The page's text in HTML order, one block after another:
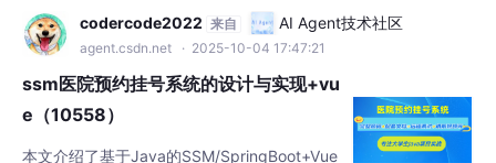
获取资源的同学可联系文末联系方式领取完整
控屏包和资料包。
codercode2022 来自 AI Agent技术社区
agent.csdn.net · 2025-10-04 17:47:21
ssm医院预约挂号系统的设计与实现+vu
e（10558）
本文介绍了基于Java的SSM/SpringBoot+Vue